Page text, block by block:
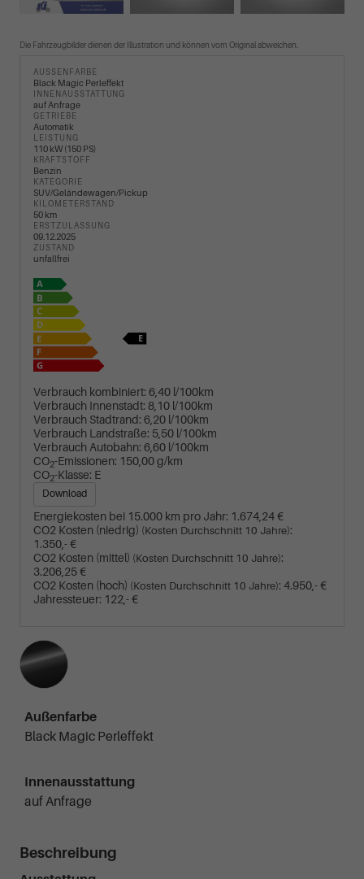
Die Fahrzeugbilder dienen der Illustration und können vom Original abweichen.
AUSSENFARBE
Black Magic Perleffekt
INNENAUSSTATTUNG
auf Anfrage
GETRIEBE
Automatik
LEISTUNG
110 kW (150 PS)
KRAFTSTOFF
Benzin
KATEGORIE
SUV/Geländewagen/Pickup
KILOMETERSTAND
50 km
ERSTZULASSUNG
09.12.2025
ZUSTAND
unfallfrei
Verbrauch kombiniert: 6,40 l/100km
Verbrauch Innenstadt: 8,10 l/100km
Verbrauch Stadtrand: 6,20 l/100km
Verbrauch Landstraße: 5,50 l/100km
Verbrauch Autobahn: 6,60 l/100km
CO2-Emissionen: 150,00 g/km
CO2-Klasse: E
Download
Energiekosten bei 15.000 km pro Jahr: 1.674,24 €
CO2 Kosten (niedrig) (Kosten Durchschnitt 10 Jahre):
1.350,- €
CO2 Kosten (mittel) (Kosten Durchschnitt 10 Jahre):
3.206,25 €
CO2 Kosten (hoch) (Kosten Durchschnitt 10 Jahre): 4.950,- €
Jahressteuer: 122,- €
Außenfarbe
Black Magic Perleffekt
Innenausstattung
auf Anfrage
Beschreibung